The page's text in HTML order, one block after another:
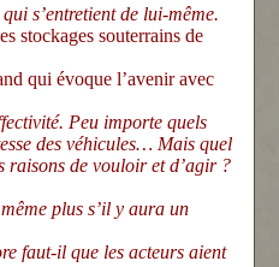
s’entretient de lui-même.
stockages souterrains de
qui évoque l’avenir avec
Peu importe quels
des véhicules… Mais quel
raisons de vouloir et d’agir ?
plus s’il y aura un
faut-il que les acteurs aient